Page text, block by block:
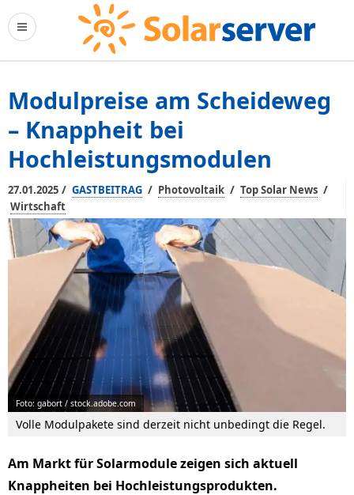
Modulpreise am Scheideweg
– Knappheit bei
Hochleistungsmodulen
27.01.2025 / GASTBEITRAG / Photovoltaik / Top Solar News /
Wirtschaft
Foto: gabort / stock.adobe.com
Volle Modulpakete sind derzeit nicht unbedingt die Regel.
Am Markt für Solarmodule zeigen sich aktuell
Knappheiten bei Hochleistungsprodukten.